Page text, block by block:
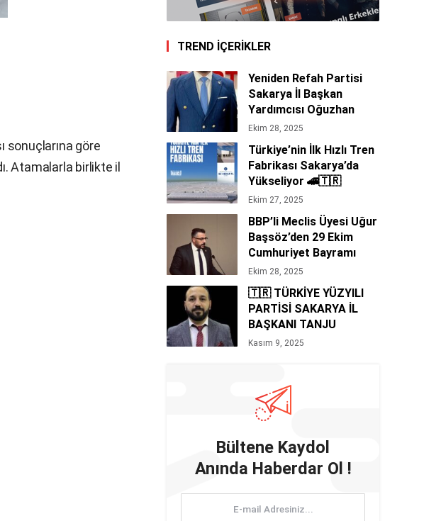
sonuçlarına göre
Atamalarla birlikte il
TREND İÇERİKLER
Yeniden Refah Partisi
Sakarya İl Başkan
Yardımcısı Oğuzhan
Tepe’den 29 Ekim
Cumhuriyet Bayramı
Mesajı 🇹🇷
Ekim 28, 2025
Türkiye’nin İlk Hızlı Tren
Fabrikası Sakarya’da
Yükseliyor 🚄🇹🇷
Ekim 27, 2025
BBP’li Meclis Üyesi Uğur
Başsöz’den 29 Ekim
Cumhuriyet Bayramı
Mesajı 🇹🇷
Ekim 28, 2025
🇹🇷 TÜRKİYE YÜZYILI
PARTİSİ SAKARYA İL
BAŞKANI TANJU
BOZAN’DAN 10 KASIM
Kasım 9, 2025
Bültene Kaydol
Anında Haberdar Ol !